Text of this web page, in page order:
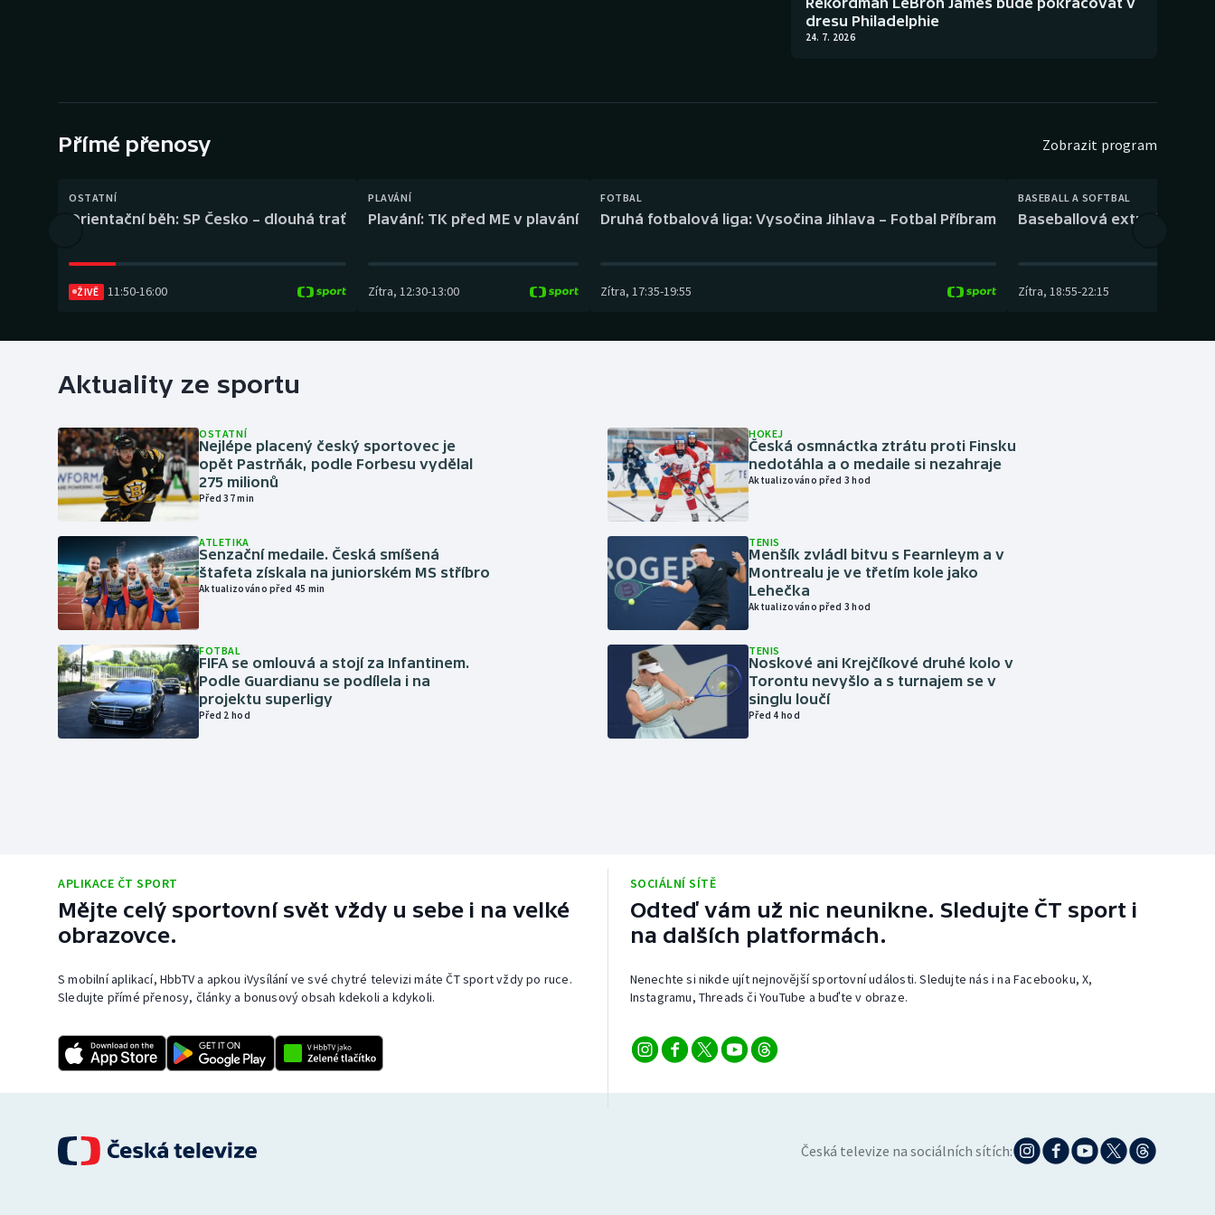
Gymnastika Plážový volejbal
dresu Philadelphie
24. 7. 2026
Přímé přenosy Zobrazit program
OSTATNÍ
Orientační běh: SP Česko – dlouhá trať
ŽIVĚ 11:50-16:00
PLAVÁNÍ
Plavání: TK před ME v plavání
Zítra, 12:30-13:00
FOTBAL
Druhá fotbalová liga: Vysočina Jihlava – Fotbal Příbram
Zítra, 17:35-19:55
BASEBALL A SOFTBAL
Baseballová extraliga:
Zítra, 18:55-22:15
Aktuality ze sportu
OSTATNÍ
Nejlépe placený český sportovec je
opět Pastrňák, podle Forbesu vydělal
275 milionů
Před 37 min
ATLETIKA
Senzační medaile. Česká smíšená
štafeta získala na juniorském MS stříbro
Aktualizováno před 45 min
FOTBAL
FIFA se omlouvá a stojí za Infantinem.
Podle Guardianu se podílela i na
projektu superligy
Před 2 hod
HOKEJ
Česká osmnáctka ztrátu proti Finsku
nedotáhla a o medaile si nezahraje
Aktualizováno před 3 hod
TENIS
Menšík zvládl bitvu s Fearnleym a v
Montrealu je ve třetím kole jako
Lehečka
Aktualizováno před 3 hod
TENIS
Noskové ani Krejčíkové druhé kolo v
Torontu nevyšlo a s turnajem se v
singlu loučí
Před 4 hod
APLIKACE ČT SPORT
Mějte celý sportovní svět vždy u sebe i na velké
obrazovce.
S mobilní aplikací, HbbTV a apkou iVysílání ve své chytré televizi máte ČT sport vždy po ruce.
Sledujte přímé přenosy, články a bonusový obsah kdekoli a kdykoli.
SOCIÁLNÍ SÍTĚ
Odteď vám už nic neunikne. Sledujte ČT sport i
na dalších platformách.
Nenechte si nikde ujít nejnovější sportovní události. Sledujte nás i na Facebooku, X,
Instagramu, Threads či YouTube a buďte v obraze.
Česká televize na sociálních sítích: